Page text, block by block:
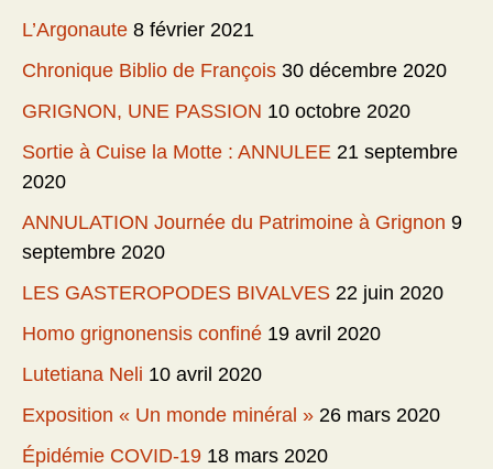
L’Argonaute 8 février 2021
Chronique Biblio de François 30 décembre 2020
GRIGNON, UNE PASSION 10 octobre 2020
Sortie à Cuise la Motte : ANNULEE 21 septembre
2020
ANNULATION Journée du Patrimoine à Grignon 9
septembre 2020
LES GASTEROPODES BIVALVES 22 juin 2020
Homo grignonensis confiné 19 avril 2020
Lutetiana Neli 10 avril 2020
Exposition « Un monde minéral » 26 mars 2020
Épidémie COVID-19 18 mars 2020